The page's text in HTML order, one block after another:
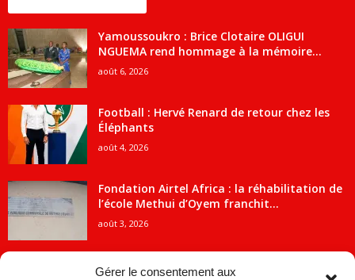
Gérer le consentement aux
Yamoussoukro : Brice Clotaire OLIGUI
NGUEMA rend hommage à la mémoire...
août 6, 2026
Football : Hervé Renard de retour chez les
Éléphants
août 4, 2026
Fondation Airtel Africa : la réhabilitation de
l’école Methui d’Oyem franchit...
août 3, 2026